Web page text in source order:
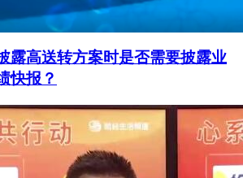
露高送转方案时是否需要披露业
快报？